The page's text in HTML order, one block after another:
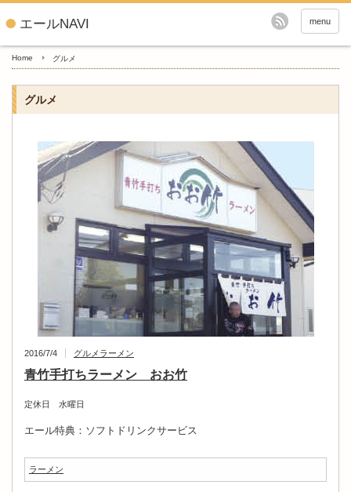
エールNAVI menu
Home グルメ
グルメ
2016/7/4 グルメ ラーメン
青竹手打ちラーメン おお竹
定休日 水曜日
エール特典：ソフトドリンクサービス
ラーメン